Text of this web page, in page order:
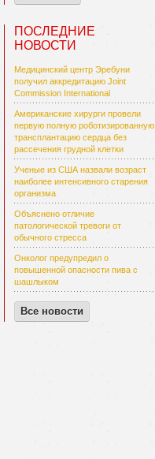
ПОСЛЕДНИЕ
НОВОСТИ
Медицинский центр Эребуни
получил аккредитацию Joint
Commission International
Американские хирурги провели
первую полную роботизированную
трансплантацию сердца без
рассечения грудной клетки
Ученые из США назвали возраст
наиболее интенсивного старения
организма
Объяснено отличие
патологической тревоги от
обычного стресса
Онколог предупредил о
повышенной опасности пива с
шашлыком
Все новости